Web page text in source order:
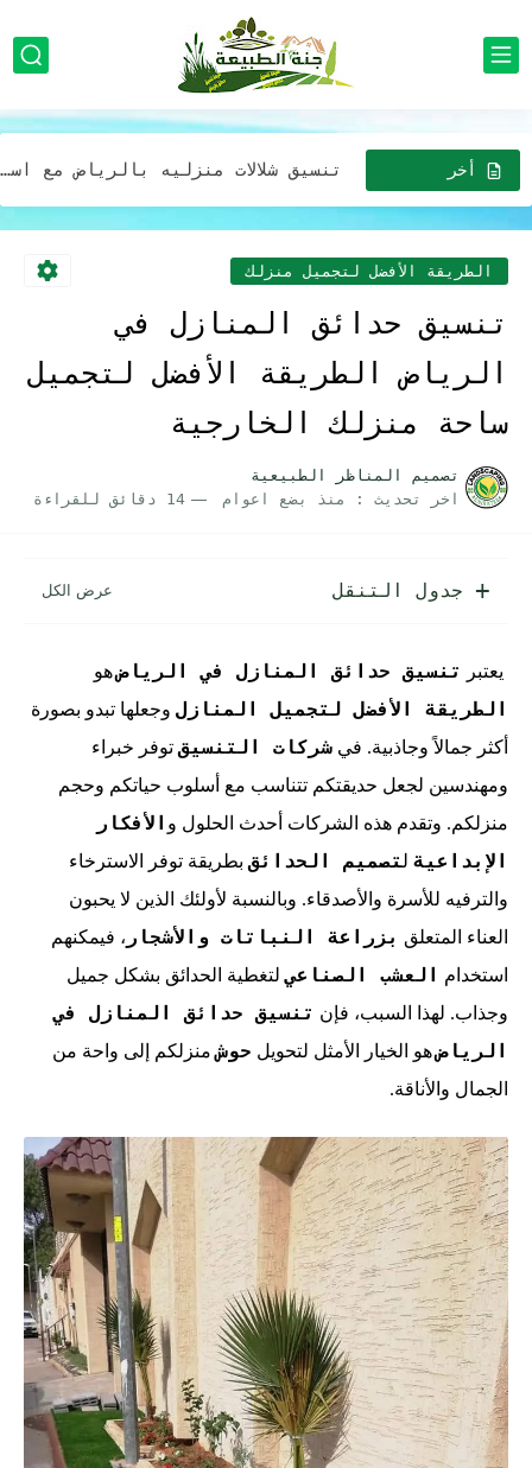
أخر
الاخبار
تنسيق شلالات منزليه بالرياض مع استخدام الإضاءة لتحسين جمالية الشلال
تصميم مظلة خارجية مع ديكورات حدائق جلسات خارجية بالرياض
الطريقة الأفضل لتجميل منزلك
تنسيق حدائق المنازل في
الرياض الطريقة الأفضل لتجميل
ساحة منزلك الخارجية
تصميم المناظر الطبيعية
اخر تحديث :
منذ بضع اعوام 14 دقائق للقراءة
جدول التنقل
يعتبر تنسيق حدائق المنازل في الرياضهو
الطريقة الأفضل لتجميل المنازل وجعلها تبدو بصورة
أكثر جمالاً وجاذبية. في شركات التنسيق توفر خبراء
ومهندسين لجعل حديقتكم تتناسب مع أسلوب حياتكم وحجم
منزلكم. وتقدم هذه الشركات أحدث الحلول و الأفكار
الإبداعية لتصميم الحدائق بطريقة توفر الاسترخاء
والترفيه للأسرة والأصدقاء. وبالنسبة لأولئك الذين لا يحبون
العناء المتعلق بزراعة النباتات والأشجار ، فيمكنهم
استخدام العشب الصناعيلتغطية الحدائق بشكل جميل
وجذاب. لهذا السبب، فإن تنسيق حدائق المنازل في
الرياضهو الخيار الأمثل لتحويل حوشمنزلكم إلى واحة من
الجمال والأناقة.